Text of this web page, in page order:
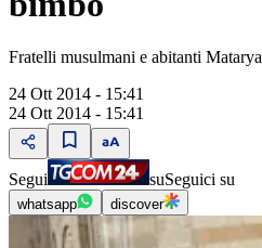
Fratelli musulmani e abitanti Matarya
24 Ott 2014 - 15:41
24 Ott 2014 - 15:41
Segui suSeguici su
whatsapp discover